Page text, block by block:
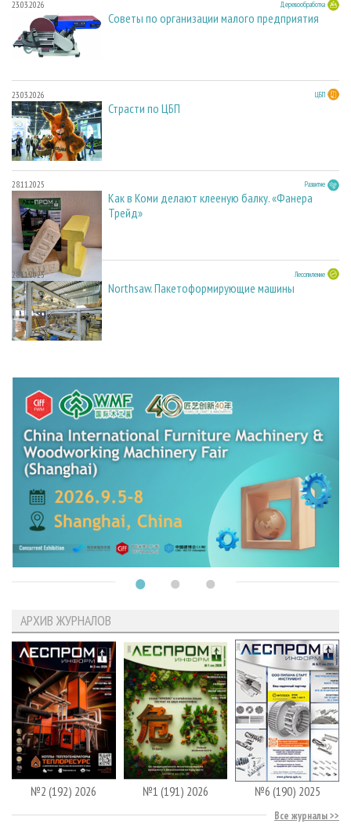
23.03.2026 Деревообработка
Советы по организации малого предприятия
23.03.2026 ЦБП
Страсти по ЦБП
28.11.2025 Развитие
Как в Коми делают клееную балку. «Фанера
Трейд»
28.11.2025 Лесопиление
Northsaw. Пакетоформирующие машины
АРХИВ ЖУРНАЛОВ
№2 (192) 2026 №1 (191) 2026 №6 (190) 2025
Все журналы